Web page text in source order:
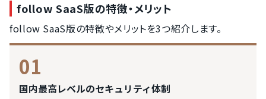
follow SaaS版の特徴・メリット
follow SaaS版の特徴やメリットを3つ紹介します。
01
国内最高レベルのセキュリティ体制